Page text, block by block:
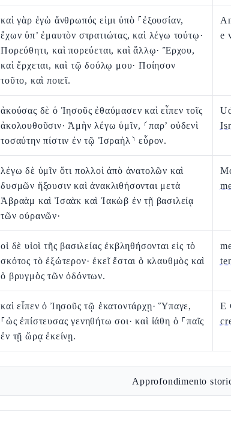
καὶ γὰρ ἐγὼ ἄνθρωπός εἰμι ὑπὸ ⸀ἐξουσίαν,
ἔχων ὑπ’ ἐμαυτὸν στρατιώτας, καὶ λέγω τούτῳ·
Πορεύθητι, καὶ πορεύεται, καὶ ἄλλῳ· Ἔρχου,
καὶ ἔρχεται, καὶ τῷ δούλῳ μου· Ποίησον
τοῦτο, καὶ ποιεῖ.
e
ἀκούσας δὲ ὁ Ἰησοῦς ἐθαύμασεν καὶ εἶπεν τοῖς
ἀκολουθοῦσιν· Ἀμὴν λέγω ὑμῖν, ⸂παρ’ οὐδενὶ
τοσαύτην πίστιν ἐν τῷ Ἰσραὴλ⸃ εὗρον.
λέγω δὲ ὑμῖν ὅτι πολλοὶ ἀπὸ ἀνατολῶν καὶ
δυσμῶν ἥξουσιν καὶ ἀνακλιθήσονται μετὰ
Ἀβραὰμ καὶ Ἰσαὰκ καὶ Ἰακὼβ ἐν τῇ βασιλείᾳ
τῶν οὐρανῶν·
οἱ δὲ υἱοὶ τῆς βασιλείας ἐκβληθήσονται εἰς τὸ
σκότος τὸ ἐξώτερον· ἐκεῖ ἔσται ὁ κλαυθμὸς καὶ
ὁ βρυγμὸς τῶν ὀδόντων.
καὶ εἶπεν ὁ Ἰησοῦς τῷ ἑκατοντάρχῃ· Ὕπαγε,
⸀ὡς ἐπίστευσας γενηθήτω σοι· καὶ ἰάθη ὁ ⸀παῖς
ἐν τῇ ὥρᾳ ἐκείνῃ.
E
Approfondimento